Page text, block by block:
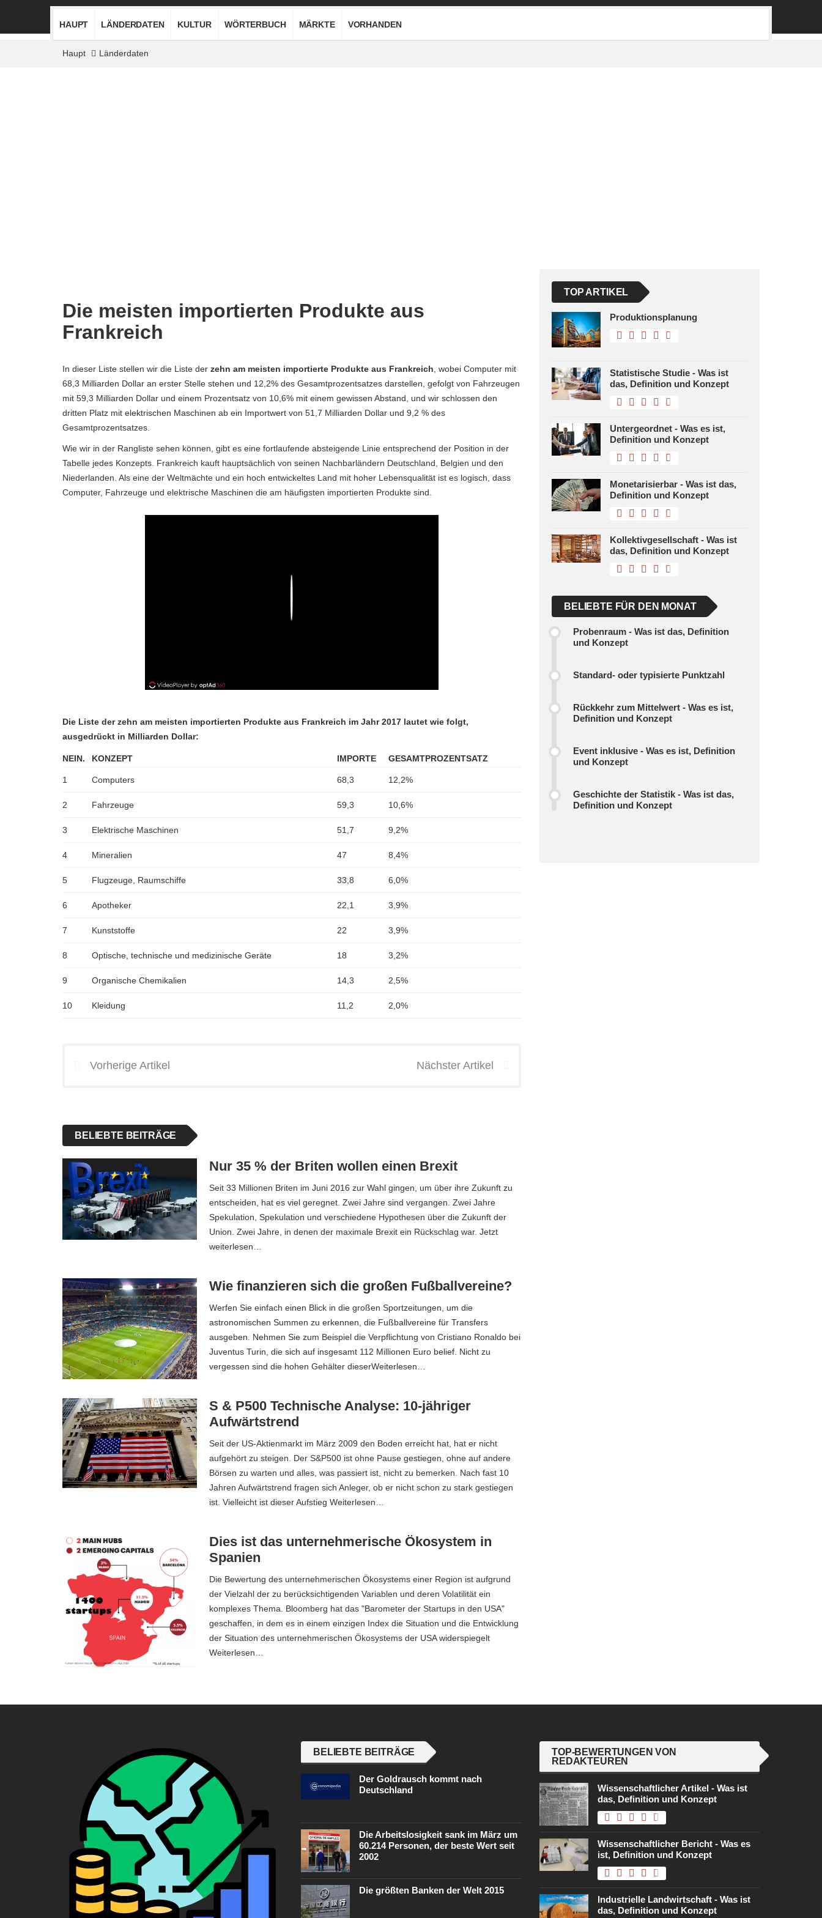
HAUPT LÄNDERDATEN KULTUR WÖRTERBUCH MÄRKTE VORHANDEN
Haupt Länderdaten
Die meisten importierten Produkte aus
Frankreich
In dieser Liste stellen wir die Liste der zehn am meisten importierte Produkte aus Frankreich , wobei Computer mit
68,3 Milliarden Dollar an erster Stelle stehen und 12,2% des Gesamtprozentsatzes darstellen, gefolgt von Fahrzeugen
mit 59,3 Milliarden Dollar und einem Prozentsatz von 10,6% mit einem gewissen Abstand, und wir schlossen den
dritten Platz mit elektrischen Maschinen ab ein Importwert von 51,7 Milliarden Dollar und 9,2 % des
Gesamtprozentsatzes.
Wie wir in der Rangliste sehen können, gibt es eine fortlaufende absteigende Linie entsprechend der Position in der
Tabelle jedes Konzepts. Frankreich kauft hauptsächlich von seinen Nachbarländern Deutschland, Belgien und den
Niederlanden. Als eine der Weltmächte und ein hoch entwickeltes Land mit hoher Lebensqualität ist es logisch, dass
Computer, Fahrzeuge und elektrische Maschinen die am häufigsten importierten Produkte sind.
Die Liste der zehn am meisten importierten Produkte aus Frankreich im Jahr 2017 lautet wie folgt,
ausgedrückt in Milliarden Dollar:
NEIN. KONZEPT IMPORTE GESAMTPROZENTSATZ
1 Computers 68,3 12,2%
2 Fahrzeuge 59,3 10,6%
3 Elektrische Maschinen 51,7 9,2%
4 Mineralien 47 8,4%
5 Flugzeuge, Raumschiffe 33,8 6,0%
6 Apotheker 22,1 3,9%
7 Kunststoffe 22 3,9%
8 Optische, technische und medizinische Geräte 18 3,2%
9 Organische Chemikalien 14,3 2,5%
10 Kleidung 11,2 2,0%
Vorherige Artikel Nächster Artikel
BELIEBTE BEITRÄGE
Nur 35 % der Briten wollen einen Brexit
Seit 33 Millionen Briten im Juni 2016 zur Wahl gingen, um über ihre Zukunft zu
entscheiden, hat es viel geregnet. Zwei Jahre sind vergangen. Zwei Jahre
Spekulation, Spekulation und verschiedene Hypothesen über die Zukunft der
Union. Zwei Jahre, in denen der maximale Brexit ein Rückschlag war. Jetzt
weiterlesen…
Wie finanzieren sich die großen Fußballvereine?
Werfen Sie einfach einen Blick in die großen Sportzeitungen, um die
astronomischen Summen zu erkennen, die Fußballvereine für Transfers
ausgeben. Nehmen Sie zum Beispiel die Verpflichtung von Cristiano Ronaldo bei
Juventus Turin, die sich auf insgesamt 112 Millionen Euro belief. Nicht zu
vergessen sind die hohen Gehälter dieserWeiterlesen…
S & P500 Technische Analyse: 10-jähriger
Aufwärtstrend
Seit der US-Aktienmarkt im März 2009 den Boden erreicht hat, hat er nicht
aufgehört zu steigen. Der S&P500 ist ohne Pause gestiegen, ohne auf andere
Börsen zu warten und alles, was passiert ist, nicht zu bemerken. Nach fast 10
Jahren Aufwärtstrend fragen sich Anleger, ob er nicht schon zu stark gestiegen
ist. Vielleicht ist dieser Aufstieg Weiterlesen…
Dies ist das unternehmerische Ökosystem in
Spanien
Die Bewertung des unternehmerischen Ökosystems einer Region ist aufgrund
der Vielzahl der zu berücksichtigenden Variablen und deren Volatilität ein
komplexes Thema. Bloomberg hat das "Barometer der Startups in den USA"
geschaffen, in dem es in einem einzigen Index die Situation und die Entwicklung
der Situation des unternehmerischen Ökosystems der USA widerspiegelt
Weiterlesen…
TOP ARTIKEL
Produktionsplanung
Statistische Studie - Was ist
das, Definition und Konzept
Untergeordnet - Was es ist,
Definition und Konzept
Monetarisierbar - Was ist das,
Definition und Konzept
Kollektivgesellschaft - Was ist
das, Definition und Konzept
BELIEBTE FÜR DEN MONAT
Probenraum - Was ist das, Definition
und Konzept
Standard- oder typisierte Punktzahl
Rückkehr zum Mittelwert - Was es ist,
Definition und Konzept
Event inklusive - Was es ist, Definition
und Konzept
Geschichte der Statistik - Was ist das,
Definition und Konzept
BELIEBTE BEITRÄGE
Der Goldrausch kommt nach
Deutschland
Die Arbeitslosigkeit sank im März um
60.214 Personen, der beste Wert seit
2002
Die größten Banken der Welt 2015
TOP-BEWERTUNGEN VON
REDAKTEUREN
Wissenschaftlicher Artikel - Was ist
das, Definition und Konzept
Wissenschaftlicher Bericht - Was es
ist, Definition und Konzept
Industrielle Landwirtschaft - Was ist
das, Definition und Konzept